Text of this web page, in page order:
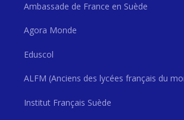
Ambassade de France en Suède
Agora Monde
Eduscol
ALFM (Anciens des lycées français du
Institut Français Suède